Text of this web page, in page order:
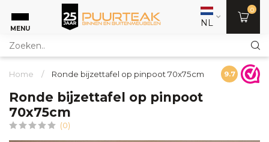
MENU NL
0
Home / Ronde bijzettafel op pinpoot 70x75cm 9.7
Ronde bijzettafel op pinpoot
70x75cm
(0)